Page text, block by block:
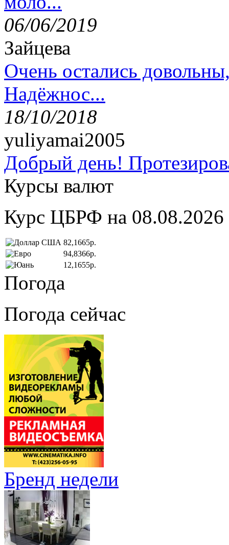
06/06/2019
Зайцева
Очень остались
Надёжнос...
18/10/2018
yuliyamai2005
Добрый день!
Курсы валют
Курс ЦБРФ на 08.08.2026
82,1665р.
94,8366р.
12,1655р.
Погода
Погода сейчас
Бренд недели